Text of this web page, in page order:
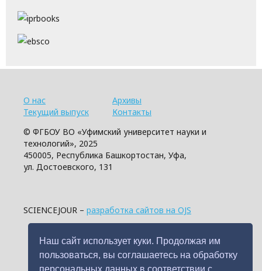
Наш сайт использует куки. Продолжая им
пользоваться, вы соглашаетесь на обработку
персональных данных в соответствии с
О нас
Текущий выпуск
Архивы
Контакты
© ФГБОУ ВО «Уфимский университет науки и
технологий», 2025
450005, Республика Башкортостан, Уфа,
ул. Достоевского, 131
SCIENCEJOUR – разработка сайтов на OJS